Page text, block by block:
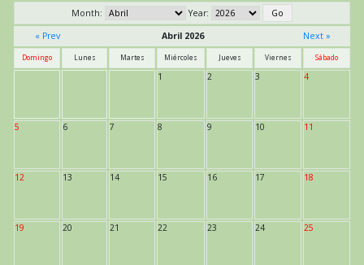
Month:
Year:
« Prev
Abril 2026 Next »
Domingo Lunes Martes Miércoles Jueves Viernes Sábado
1 2 3 4
5 6 7 8 9 10 11
12 13 14 15 16 17 18
19 20 21 22 23 24 25